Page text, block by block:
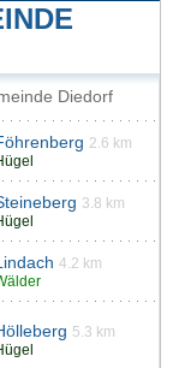
Diedorf
2.6 km
3.8 km
4.2 km
5.3 km